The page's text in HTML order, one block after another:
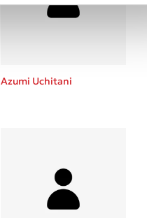
Azumi Uchitani